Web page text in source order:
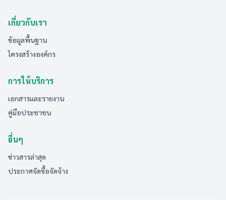
เกี่ยวกับเรา
ข้อมูลพื้นฐาน
โครงสร้างองค์กร
การให้บริการ
เอกสารและรายงาน
คู่มือประชาชน
อื่นๆ
ข่าวสารล่าสุด
ประกาศจัดซื้อจัดจ้าง